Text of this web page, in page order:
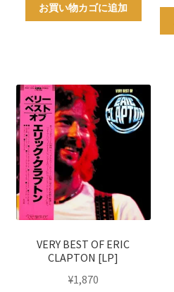
お買い物カゴに追加
VERY BEST OF ERIC
CLAPTON [LP]
¥1,870